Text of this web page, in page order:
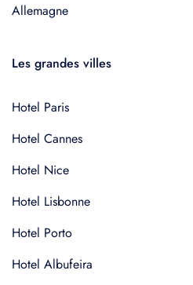
Allemagne
Les grandes villes
Hotel Paris
Hotel Cannes
Hotel Nice
Hotel Lisbonne
Hotel Porto
Hotel Albufeira